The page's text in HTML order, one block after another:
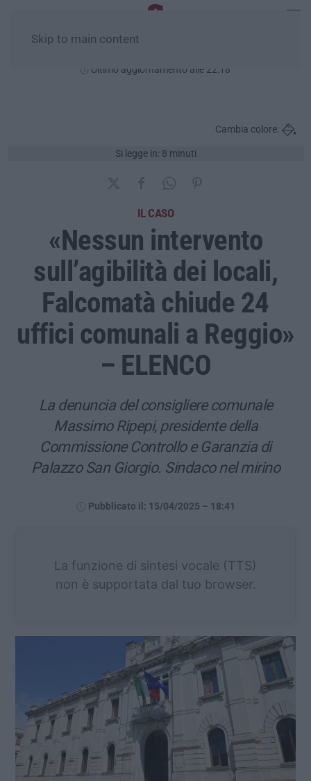
Skip to main content
Ultimo aggiornamento alle 22:18
Si legge in: 8 minuti
Cambia colore:
IL CASO
«Nessun intervento
sull’agibilità dei locali,
Falcomatà chiude 24
uffici comunali a Reggio»
– ELENCO
La denuncia del consigliere comunale
Massimo Ripepi, presidente della
Commissione Controllo e Garanzia di
Palazzo San Giorgio. Sindaco nel mirino
Pubblicato il: 15/04/2025 – 18:41
La funzione di sintesi vocale (TTS)
non è supportata dal tuo browser.